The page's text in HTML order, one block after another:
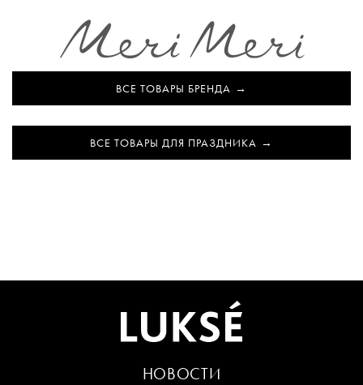
ВСЕ ТОВАРЫ БРЕНДА
ВСЕ ТОВАРЫ ДЛЯ ПРАЗДНИКА
НОВОСТИ